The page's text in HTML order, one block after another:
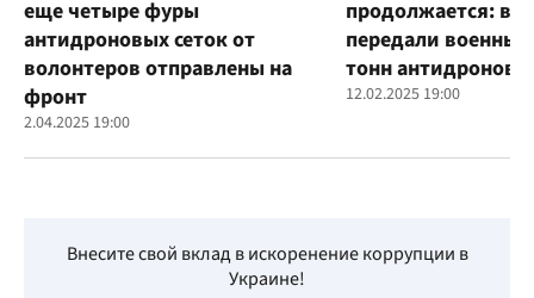
еще четыре фуры
антидроновых сеток от
волонтеров отправлены на
фронт
2.04.2025 19:00
продолжается:
передали
тонн
12.02.2025 19:00
Внесите свой вклад в искоренение коррупции в
Украине!